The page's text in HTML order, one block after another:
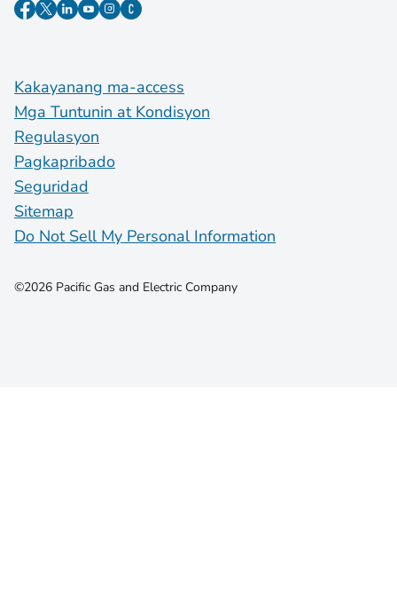
Kakayanang ma-access
Mga Tuntunin at Kondisyon
Regulasyon
Pagkapribado
Seguridad
Sitemap
Do Not Sell My Personal Information
©2026 Pacific Gas and Electric Company